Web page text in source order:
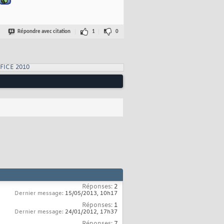
Répondre avec citation 1 0
2010
Réponses: 2
Dernier message: 15/05/2013, 10h17
Réponses: 1
Dernier message: 24/01/2012, 17h37